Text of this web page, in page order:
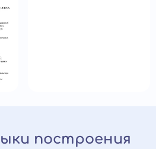
построения